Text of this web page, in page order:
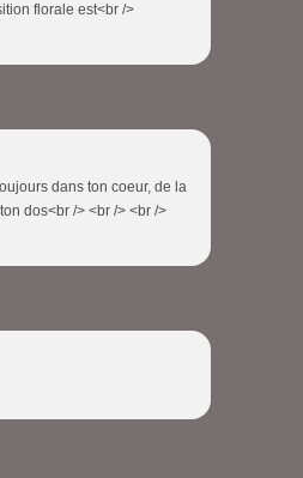
florale est<br />
dans ton coeur, de la
dos<br /> <br /> <br />